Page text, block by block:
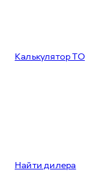
Калькулятор ТО
Найти дилера